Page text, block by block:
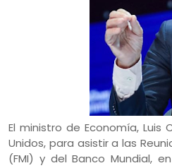
El ministro de Economía,
Unidos, para asistir a las
(FMI) y del Banco Mundial,